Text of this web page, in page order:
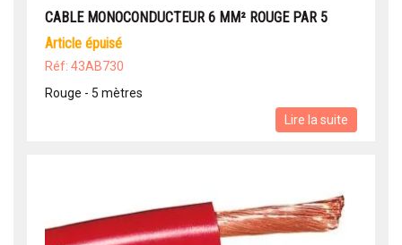
CABLE MONOCONDUCTEUR 6 MM² ROUGE PAR 5
article épuisé
Réf: 43AB730
Rouge - 5 mètres
Lire la suite